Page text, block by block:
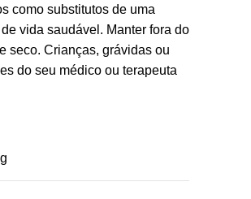
como substitutos de uma
vida saudável. Manter fora do
seco. Crianças, grávidas ou
do seu médico ou terapeuta